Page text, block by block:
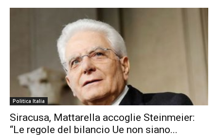
Politica Italia
Siracusa, Mattarella accoglie Steinmeier:
“Le regole del bilancio Ue non siano...